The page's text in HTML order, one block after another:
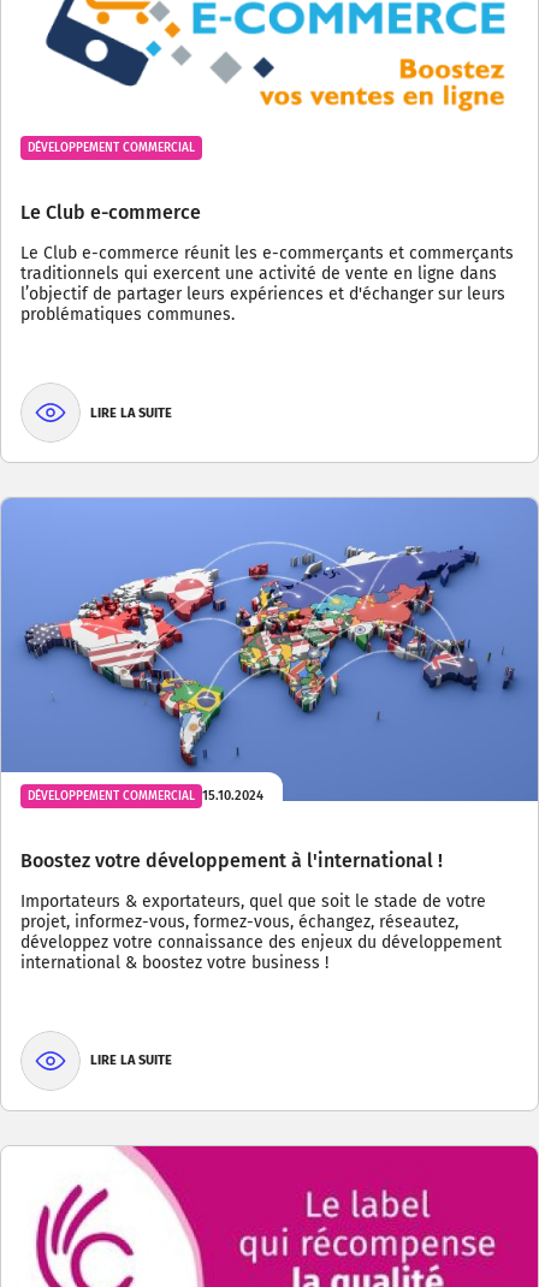
DÉVELOPPEMENT COMMERCIAL
Le Club e-commerce
Le Club e-commerce réunit les e-commerçants et commerçants
traditionnels qui exercent une activité de vente en ligne dans
l’objectif de partager leurs expériences et d'échanger sur leurs
problématiques communes.
LIRE LA SUITE
DÉVELOPPEMENT COMMERCIAL 15.10.2024
Boostez votre développement à l'international !
Importateurs & exportateurs, quel que soit le stade de votre
projet, informez-vous, formez-vous, échangez, réseautez,
développez votre connaissance des enjeux du développement
international & boostez votre business !
LIRE LA SUITE